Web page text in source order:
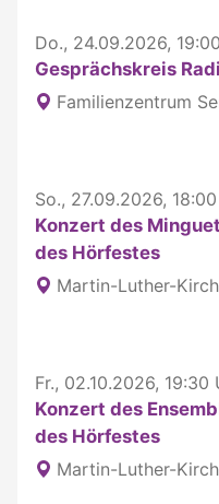
Do., 24.09.2026,
Gesprächskreis
Familienzentrum
So., 27.09.2026,
Konzert des
des Hörfestes
Martin-Luther-
Fr., 02.10.2026, 19:30
Konzert des
des Hörfestes
Martin-Luther-